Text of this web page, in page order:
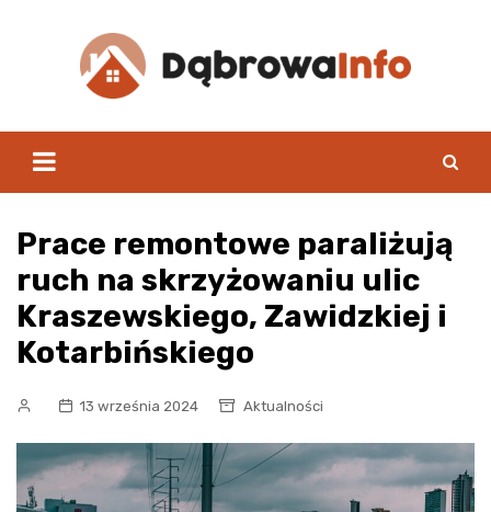
Prace remontowe paraliżują
ruch na skrzyżowaniu ulic
Kraszewskiego, Zawidzkiej i
Kotarbińskiego
13 września 2024 Aktualności